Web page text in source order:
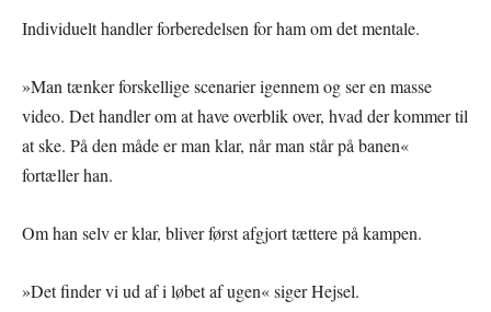
Individuelt handler forberedelsen for ham om det mentale.
»Man tænker forskellige scenarier igennem og ser en masse
video. Det handler om at have overblik over, hvad der kommer til
at ske. På den måde er man klar, når man står på banen«
fortæller han.
Om han selv er klar, bliver først afgjort tættere på kampen.
»Det finder vi ud af i løbet af ugen« siger Hejsel.